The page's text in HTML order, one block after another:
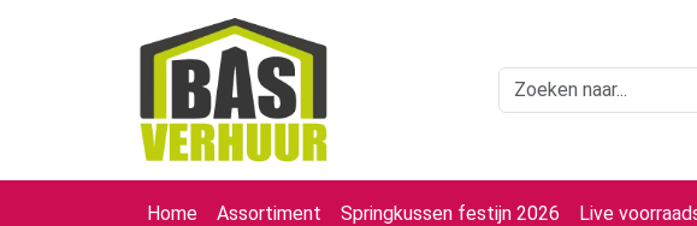
Home Assortiment Springkussen festijn 2026 Live